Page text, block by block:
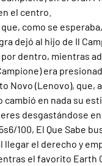
el centro.
como se
dejó al hijo de Il
dentro, mientras
era
Novo (Lenovo), que,
cambió en nada su
desgastándose
100, El Que Sabe
llegar el derecho y
el favorito Earth